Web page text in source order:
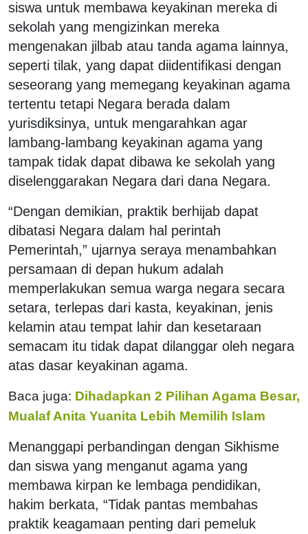
siswa untuk membawa keyakinan mereka di
sekolah yang mengizinkan mereka
mengenakan jilbab atau tanda agama lainnya,
seperti tilak, yang dapat diidentifikasi dengan
seseorang yang memegang keyakinan agama
tertentu tetapi Negara berada dalam
yurisdiksinya, untuk mengarahkan agar
lambang-lambang keyakinan agama yang
tampak tidak dapat dibawa ke sekolah yang
diselenggarakan Negara dari dana Negara.
“Dengan demikian, praktik berhijab dapat
dibatasi Negara dalam hal perintah
Pemerintah,” ujarnya seraya menambahkan
persamaan di depan hukum adalah
memperlakukan semua warga negara secara
setara, terlepas dari kasta, keyakinan, jenis
kelamin atau tempat lahir dan kesetaraan
semacam itu tidak dapat dilanggar oleh negara
atas dasar keyakinan agama.
Baca juga: Dihadapkan 2 Pilihan Agama Besar,
Mualaf Anita Yuanita Lebih Memilih Islam
Menanggapi perbandingan dengan Sikhisme
dan siswa yang menganut agama yang
membawa kirpan ke lembaga pendidikan,
hakim berkata, “Tidak pantas membahas
praktik keagamaan penting dari pemeluk